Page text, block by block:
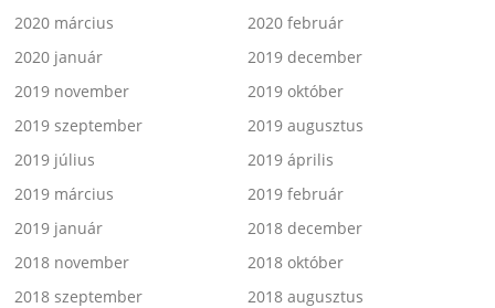
2020 március
2020 február
2020 január
2019 december
2019 november
2019 október
2019 szeptember
2019 augusztus
2019 július
2019 április
2019 március
2019 február
2019 január
2018 december
2018 november
2018 október
2018 szeptember
2018 augusztus